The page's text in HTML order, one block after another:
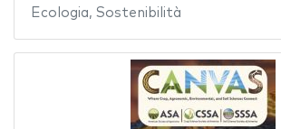
Ecologia, Sostenibilità